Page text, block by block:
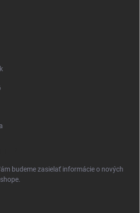
budeme zasielať informácie o nových